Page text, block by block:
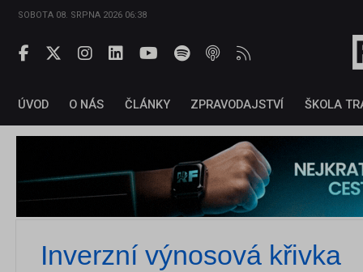
SOBOTA 08. SRPNA 2026 06:38
ÚVOD O NÁS ČLÁNKY ZPRAVODAJSTVÍ ŠKOLA
Inverzní výnosová křivka